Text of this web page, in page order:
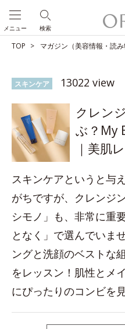
検索
メニュー
TOP マガジン（美容情報・読み
スキンケア 13022 view
クレン
ぶ？My
｜美肌
スキンケアというと与
がちですが、クレンジ
シモノ」も、非常に重
となく」で選んでいま
ングと洗顔のベストな
をレッスン！肌性とメ
にぴったりのコンビを